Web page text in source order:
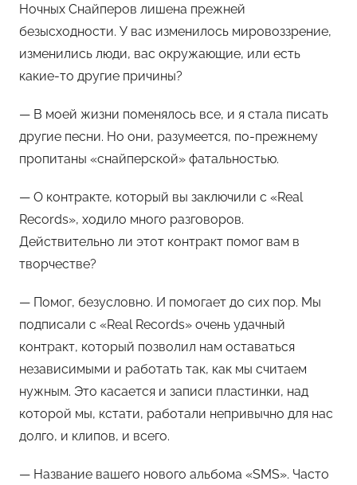
Ночных Снайперов лишена прежней
безысходности. У вас изменилось мировоззрение,
изменились люди, вас окружающие, или есть
какие-то другие причины?
— В моей жизни поменялось все, и я стала писать
другие песни. Но они, разумеется, по-прежнему
пропитаны «снайперской» фатальностью.
— О контракте, который вы заключили с «Real
Records», ходило много разговоров.
Действительно ли этот контракт помог вам в
творчестве?
— Помог, безусловно. И помогает до сих пор. Мы
подписали с «Real Records» очень удачный
контракт, который позволил нам оставаться
независимыми и работать так, как мы считаем
нужным. Это касается и записи пластинки, над
которой мы, кстати, работали непривычно для нас
долго, и клипов, и всего.
— Название вашего нового альбома «SMS». Часто